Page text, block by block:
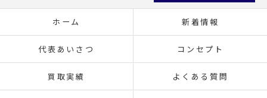
ホーム 新着情報
代表あいさつ コンセプト
買取実績 よくある質問